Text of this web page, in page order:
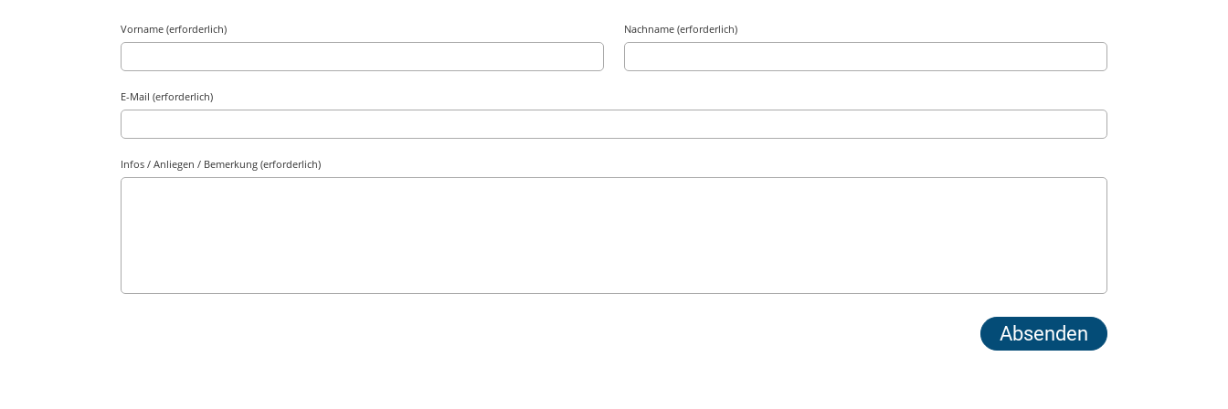
Vorname (erforderlich) Nachname (erforderlich)
E-Mail (erforderlich)
Infos / Anliegen / Bemerkung (erforderlich)